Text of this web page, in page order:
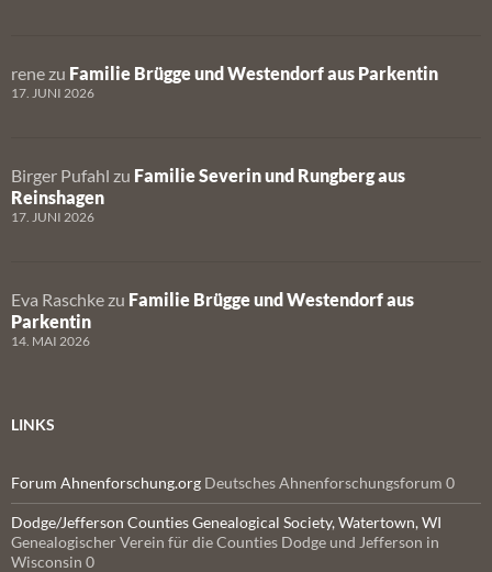
rene zu Familie Brügge und Westendorf aus Parkentin
17. JUNI 2026
Birger Pufahl zu Familie Severin und Rungberg aus
Reinshagen
17. JUNI 2026
Eva Raschke zu Familie Brügge und Westendorf aus
Parkentin
14. MAI 2026
LINKS
Forum Ahnenforschung.org Deutsches Ahnenforschungsforum 0
Dodge/Jefferson Counties Genealogical Society, Watertown, WI
Genealogischer Verein für die Counties Dodge und Jefferson in
Wisconsin 0